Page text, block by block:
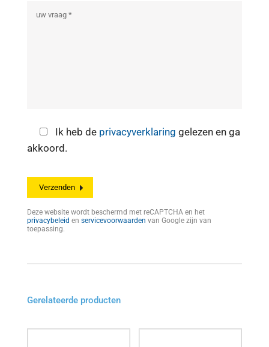
Ik heb de privacyverklaring gelezen en ga
akkoord.
Deze website wordt beschermd met reCAPTCHA en het
privacybeleid en servicevoorwaarden van Google zijn van
toepassing.
Gerelateerde producten